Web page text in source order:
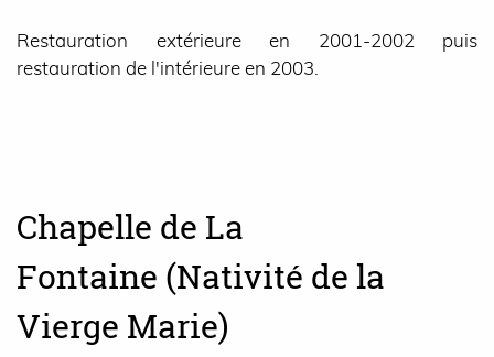
Restauration extérieure en 2001-2002 puis
restauration de l'intérieure en 2003.
Chapelle de La
Fontaine (Nativité de la
Vierge Marie)